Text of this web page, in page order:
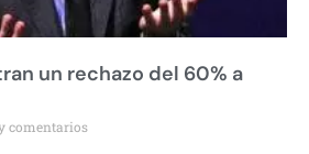
un rechazo del 60% a
comentarios